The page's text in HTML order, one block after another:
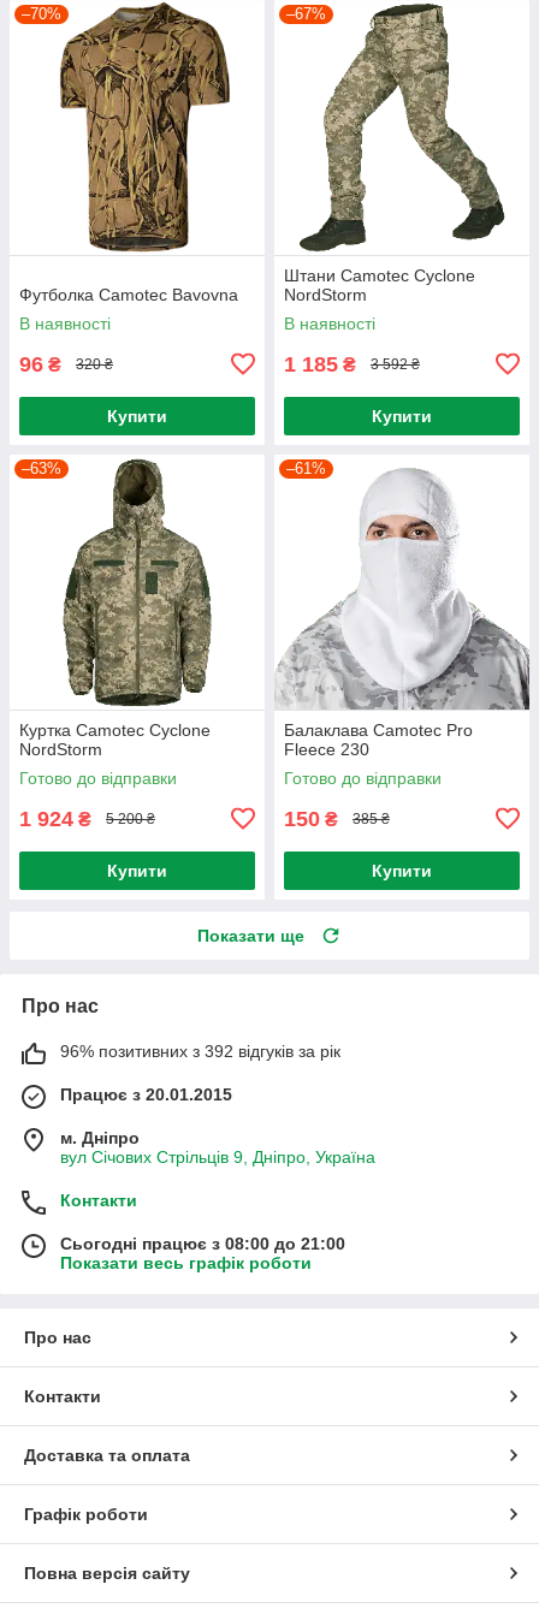
–70%
Футболка Camotec Bavovna
В наявності
96 ₴ 320 ₴
Купити
–67%
Штани Camotec Cyclone
NordStorm
В наявності
1 185 ₴ 3 592 ₴
Купити
–63%
Куртка Camotec Cyclone
NordStorm
Готово до відправки
1 924 ₴ 5 200 ₴
Купити
–61%
Балаклава Camotec Pro
Fleece 230
Готово до відправки
150 ₴ 385 ₴
Купити
Показати ще
Про нас
96% позитивних з 392 відгуків за рік
Працює з 20.01.2015
м. Дніпро
вул Січових Стрільців 9, Дніпро, Україна
Контакти
Сьогодні працює з 08:00 до 21:00
Показати весь графік роботи
Про нас
Контакти
Доставка та оплата
Графік роботи
Повна версія сайту